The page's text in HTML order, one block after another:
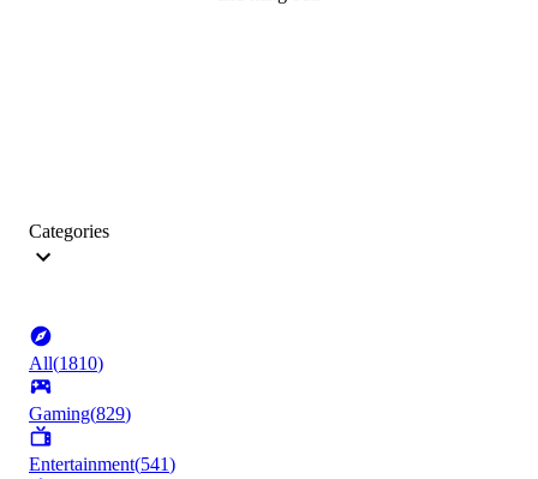
Categories
All(1810)
Gaming(829)
Entertainment(541)